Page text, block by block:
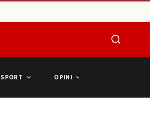
SPORT OPINI